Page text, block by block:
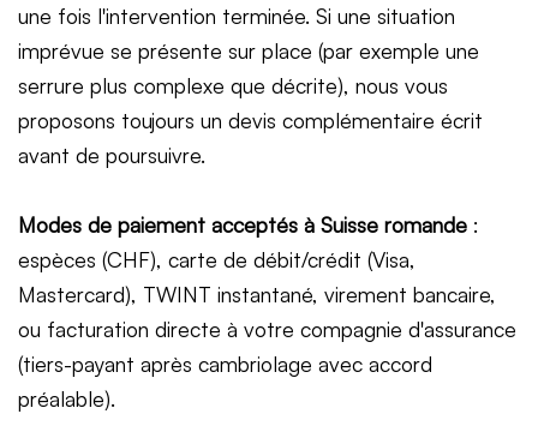
une fois l'intervention terminée. Si une situation
imprévue se présente sur place (par exemple une
serrure plus complexe que décrite), nous vous
proposons toujours un devis complémentaire écrit
avant de poursuivre.
Modes de paiement acceptés à Suisse romande :
espèces (CHF), carte de débit/crédit (Visa,
Mastercard), TWINT instantané, virement bancaire,
ou facturation directe à votre compagnie d'assurance
(tiers-payant après cambriolage avec accord
préalable).